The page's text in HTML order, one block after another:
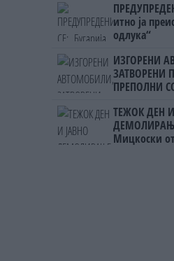
итно ја
одлука“
ИЗГОРЕНИ
ЗАТВОРЕНИ
ПРЕПОЛНИ
ТЕЖОК ДЕН
Мицкоски